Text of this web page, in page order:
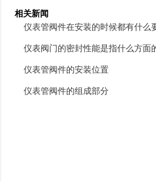
相关新闻
仪表管阀件在安装的时候都有什么
仪表阀门的密封性能是指什么方面
仪表管阀件的安装位置
仪表管阀件的组成部分